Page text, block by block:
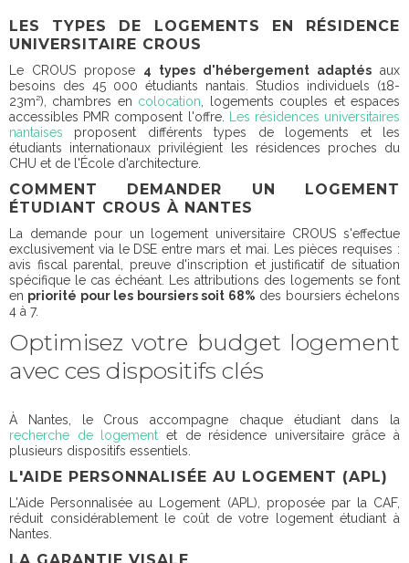
LES TYPES DE LOGEMENTS EN RÉSIDENCE
UNIVERSITAIRE CROUS
Le CROUS propose 4 types d'hébergement adaptés aux
besoins des 45 000 étudiants nantais. Studios individuels (18-
23m²), chambres en colocation , logements couples et espaces
accessibles PMR composent l'offre.
Les résidences universitaires
nantaises proposent différents types de logements et les
étudiants internationaux privilégient les résidences proches du
CHU et de l'École d'architecture.
COMMENT DEMANDER UN LOGEMENT
ÉTUDIANT CROUS À NANTES
La demande pour un logement universitaire CROUS s'effectue
exclusivement via le DSE entre mars et mai. Les pièces requises :
avis fiscal parental, preuve d'inscription et justificatif de situation
spécifique le cas échéant. Les attributions des logements se font
en priorité pour les boursiers soit 68% des boursiers échelons
4 à 7.
Optimisez votre budget logement
avec ces dispositifs clés
À Nantes, le Crous accompagne chaque étudiant dans la
recherche de logement et de résidence universitaire grâce à
plusieurs dispositifs essentiels.
L'AIDE PERSONNALISÉE AU LOGEMENT (APL)
L'Aide Personnalisée au Logement (APL), proposée par la CAF,
réduit considérablement le coût de votre logement étudiant à
Nantes.